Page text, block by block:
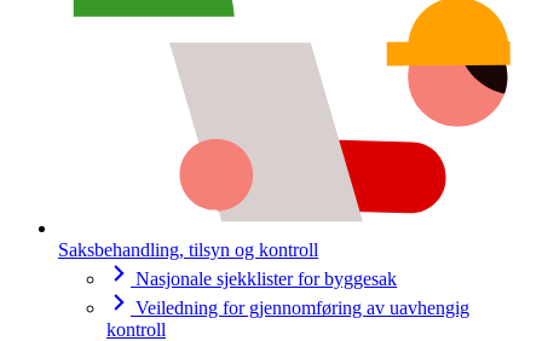
Saksbehandling, tilsyn og kontroll
Nasjonale sjekklister for byggesak
Veiledning for gjennomføring av uavhengig
kontroll